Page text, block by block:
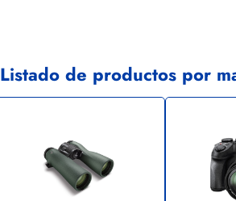
Listado de productos por